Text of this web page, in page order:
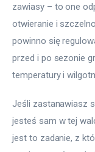
zawiasy – to one
otwieranie i
powinno się
przed i po sezonie
temperatury i
Jeśli zastanawiasz
jesteś sam w tej
jest to zadanie, z